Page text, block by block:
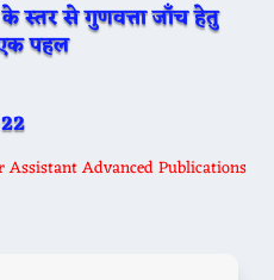
के स्तर से गुणवत्ता जाँच हेतु
पहल
Assistant Advanced Publications